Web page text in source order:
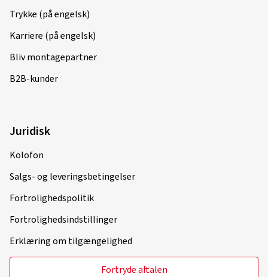
Trykke (på engelsk)
Karriere (på engelsk)
Bliv montagepartner
B2B-kunder
Juridisk
Kolofon
Salgs- og leveringsbetingelser
Fortrolighedspolitik
Fortrolighedsindstillinger
Erklæring om tilgængelighed
Fortryde aftalen